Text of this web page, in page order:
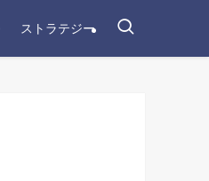
ストラテジー